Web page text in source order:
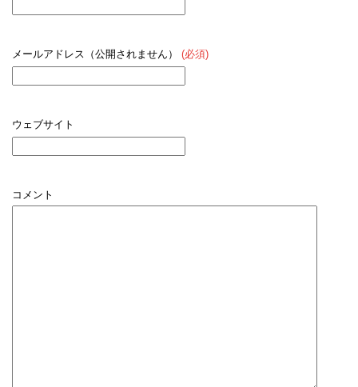
メールアドレス（公開されません） (必須)
ウェブサイト
コメント